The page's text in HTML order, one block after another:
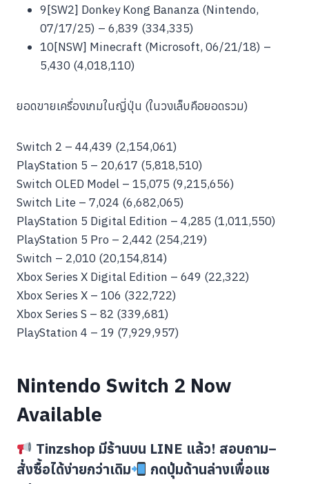
9[SW2] Donkey Kong Bananza (Nintendo,
07/17/25) – 6,839 (334,335)
10[NSW] Minecraft (Microsoft, 06/21/18) –
5,430 (4,018,110)
ยอดขายเครื่องเกมในญี่ปุ่น (ในวงเล็บคือยอดรวม)
Switch 2 – 44,439 (2,154,061)
PlayStation 5 – 20,617 (5,818,510)
Switch OLED Model – 15,075 (9,215,656)
Switch Lite – 7,024 (6,682,065)
PlayStation 5 Digital Edition – 4,285 (1,011,550)
PlayStation 5 Pro – 2,442 (254,219)
Switch – 2,010 (20,154,814)
Xbox Series X Digital Edition – 649 (22,322)
Xbox Series X – 106 (322,722)
Xbox Series S – 82 (339,681)
PlayStation 4 – 19 (7,929,957)
Nintendo Switch 2 Now
Available
Tinzshop มีร้านบน LINE แล้ว! สอบถาม–
สั่งซื้อได้ง่ายกว่าเดิม
กดปุ่มด้านล่างเพื่อแช